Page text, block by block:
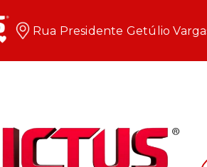
Rua Presidente Getúlio